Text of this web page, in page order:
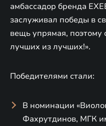
амбассадор бренда
заслуживал победы в
вещь упрямая, поэтому
лучших из лучших!».
Победителями стали:
В номинации
Фахрутдинов, МГК